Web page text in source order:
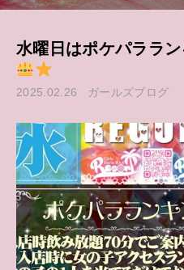
水曜日はポケパララ
2025.02.26 ガールズブログ